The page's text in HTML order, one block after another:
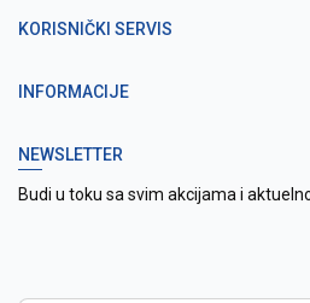
KORISNIČKI SERVIS
INFORMACIJE
NEWSLETTER
Budi u toku sa svim akcijama i